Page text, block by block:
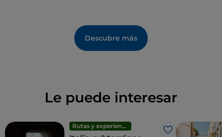
Descubre más
Le puede interesar
Rutas y experiencias
Me gusta